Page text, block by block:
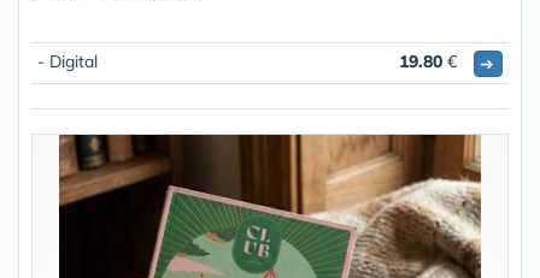
- Digital 19.80 € ➔